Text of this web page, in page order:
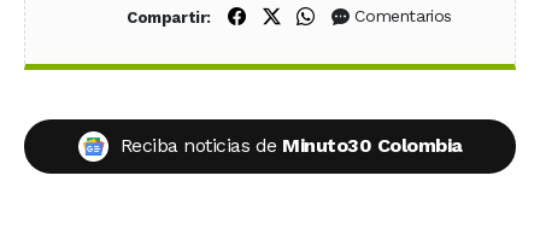
Compartir: Compartir en Facebook
Compartir en X (Twitter)
Compartir en WhatsApp
Comentarios
Reciba noticias de Minuto30 Colombia